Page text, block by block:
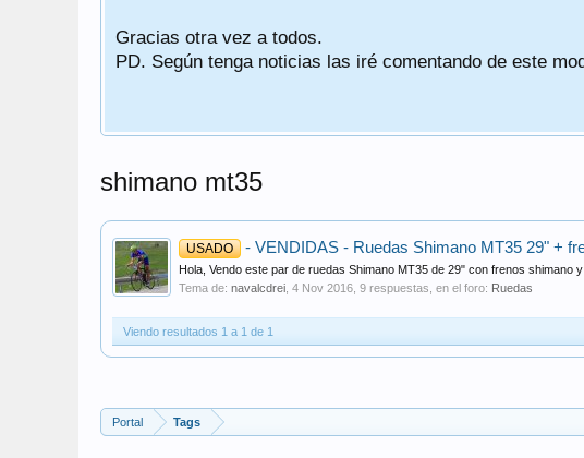
Gracias otra vez a todos.
PD. Según tenga noticias las iré comentando de este
shimano mt35
USADO - VENDIDAS - Ruedas Shimano MT35 29" +
Hola, Vendo este par de ruedas Shimano MT35 de 29" con frenos shimano
Tema de: navalcdrei 4 Nov 2016 , 9 respuestas, en el foro: Ruedas
Viendo resultados 1 a 1 de 1
Portal Tags